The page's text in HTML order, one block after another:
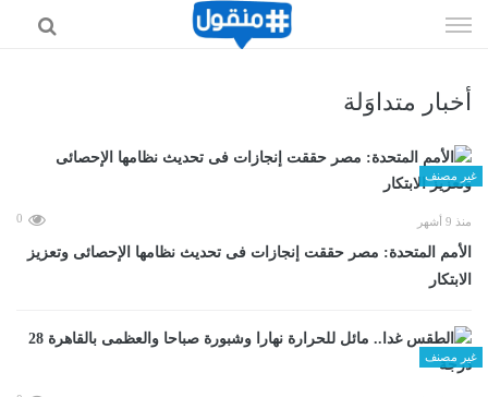
الى
أخبار متداوَلة
غير مصنف
منذ 9 أشهر 0
الأمم المتحدة: مصر حققت إنجازات فى تحديث نظامها الإحصائى وتعزيز
الابتكار
غير مصنف